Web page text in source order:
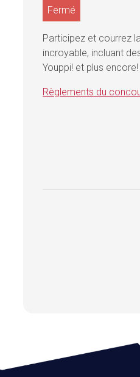
Fermé
Participez et courrez
incroyable, incluant
Youppi! et plus encore!
Règlements du